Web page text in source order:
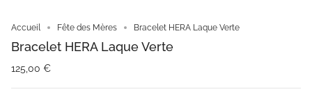
Accueil Fête des Mères Bracelet HERA Laque Verte
Bracelet HERA Laque Verte
125,00 €